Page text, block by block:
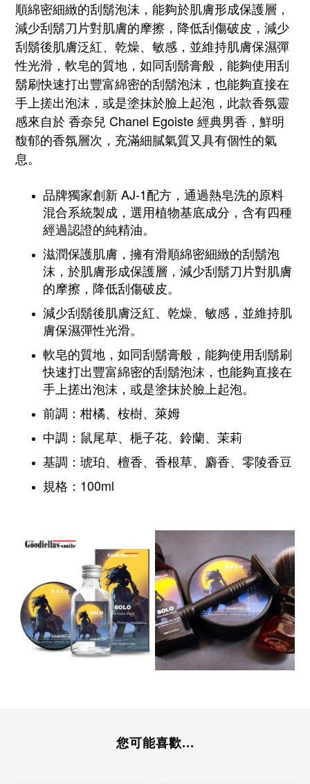
順綿密細緻的刮鬍泡沫，能夠於肌膚形成保護層，
減少刮鬍刀片對肌膚的摩擦，降低刮傷破皮，減少
刮鬍後肌膚泛紅、乾燥、敏感 ，並維持肌膚保濕彈
性光滑， 軟皂的質地，如同刮鬍膏般，能夠使用刮
鬍刷快速打出豐富綿密的刮鬍泡沫，也能夠直接在
手上搓出泡沫，或是塗抹於臉上起泡 ， 此款香氛靈
感來自於 香奈兒 Chanel Egoiste 經典男香，鮮明
馥郁的香氛層次，充滿細膩氣質又具有個性的氣
息。
品牌獨家創新 AJ-1配方，通過熱皂洗的原料
混合系統製成，選用植物基底成分，含有四種
經過認證的純精油。
滋潤保護肌膚，擁有滑順綿密細緻的刮鬍泡
沫，於肌膚形成保護層，減少刮鬍刀片對肌膚
的摩擦，降低刮傷破皮。
減少刮鬍後肌膚泛紅、乾燥、敏感，並維持肌
膚保濕彈性光滑。
軟皂的質地，如同刮鬍膏般，能夠使用刮鬍刷
快速打出豐富綿密的刮鬍泡沫，也能夠直接在
手上搓出泡沫，或是塗抹於臉上起泡。
前調：柑橘、桉樹、萊姆
中調：鼠尾草、梔子花、鈴蘭、茉莉
基調：琥珀、檀香、香根草、麝香、零陵香豆
規格：100ml
您可能喜歡...